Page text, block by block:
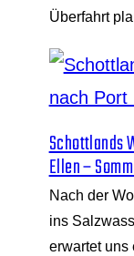
Überfahrt
Schottlands
Ellen –
Nach der
ins
erwartet uns